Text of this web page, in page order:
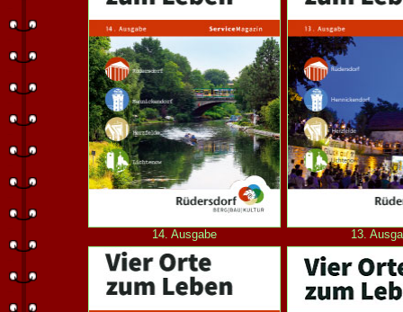
14. Ausgabe 13.